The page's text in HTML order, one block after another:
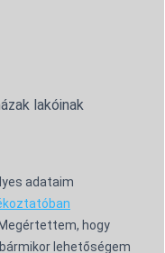
lakóinak
adataim
hogy
lehetőségem